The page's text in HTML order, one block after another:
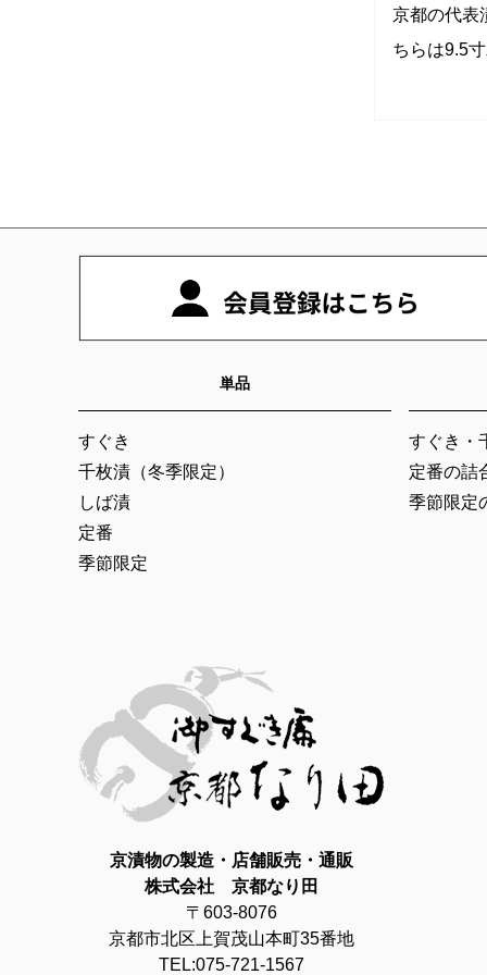
京都の代表
ちらは9.5
単品
すぐき
千枚漬（冬季限定）
しば漬
定番
季節限定
すぐき・
定番の詰
季節限定
京漬物の製造・店舗販売・通販
株式会社 京都なり田
〒603-8076
京都市北区上賀茂山本町35番地
TEL:075-721-1567